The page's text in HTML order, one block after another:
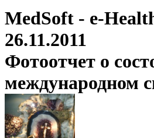
MedSoft - e-
26.11.2011
Фотоотчет о
международном